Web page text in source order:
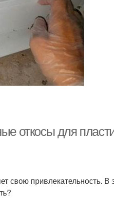
откосы для
свою привлекательность. В